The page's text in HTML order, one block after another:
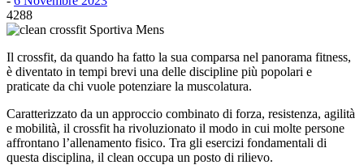
4288
Il crossfit, da quando ha fatto la sua comparsa nel panorama fitness,
è diventato in tempi brevi una delle discipline più popolari e
praticate da chi vuole potenziare la muscolatura.
Caratterizzato da un approccio combinato di forza, resistenza, agilità
e mobilità, il crossfit ha rivoluzionato il modo in cui molte persone
affrontano l’allenamento fisico. Tra gli esercizi fondamentali di
questa disciplina, il clean occupa un posto di rilievo.